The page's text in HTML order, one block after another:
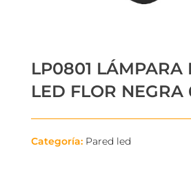
LP0801 LÁMPARA
LED FLOR
Categoría: Pared led